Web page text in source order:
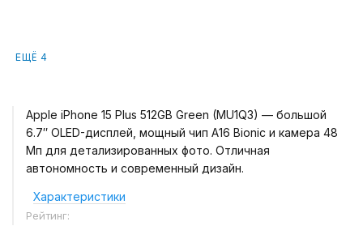
ЕЩЁ 4
Apple iPhone 15 Plus 512GB Green (MU1Q3) — большой
6.7″ OLED-дисплей, мощный чип A16 Bionic и камера 48
Мп для детализированных фото. Отличная
автономность и современный дизайн.
Характеристики
Рейтинг: